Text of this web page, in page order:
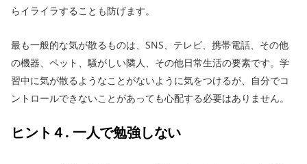
らイライラすることも防げます。
最も一般的な気が散るものは、SNS、テレビ、携帯電話、その他
の機器、ペット、騒がしい隣人、その他日常生活の要素です。学
習中に気が散るようなことがないように気をつけるが、自分でコ
ントロールできないことがあっても心配する必要はありません。
ヒント４. 一人で勉強しない